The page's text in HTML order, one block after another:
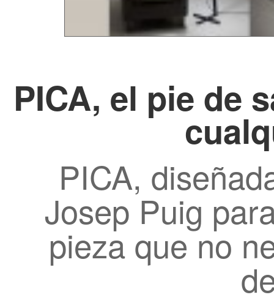
PICA, el pie de
PICA,
Josep Puig
pieza que no